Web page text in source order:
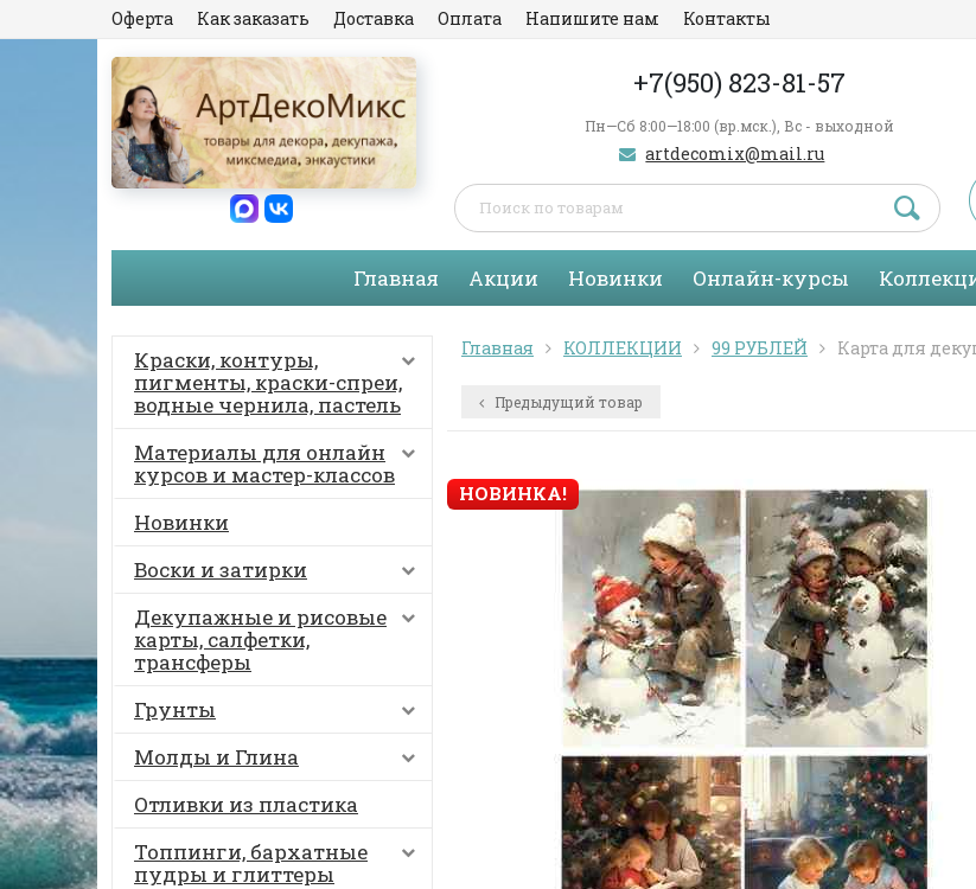
Оферта Как заказать Доставка Оплата Напишите нам Контакты
+7(950) 823-81-57
Пн—Сб 8:00—18:00 (вр.мск.), Вс - выходной
artdecomix@mail.ru
Главная Акции Новинки Онлайн-курсы
Краски, контуры,
пигменты, краски-спреи,
водные чернила, пастель
Материалы для онлайн
курсов и мастер-классов
Новинки
Воски и затирки
Декупажные и рисовые
карты, салфетки,
трансферы
Грунты
Молды и Глина
Отливки из пластика
Топпинги, бархатные
пудры и глиттеры
Главная КОЛЛЕКЦИИ 99 РУБЛЕЙ Карта для
Предыдущий товар
НОВИНКА!